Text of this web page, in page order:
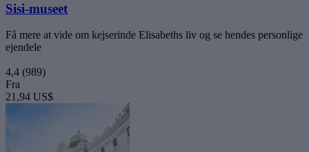
Sisi-museet
Få mere at vide om kejserinde Elisabeths liv og se hendes personlige
ejendele
4,4 (989)
Fra
21,94 US$